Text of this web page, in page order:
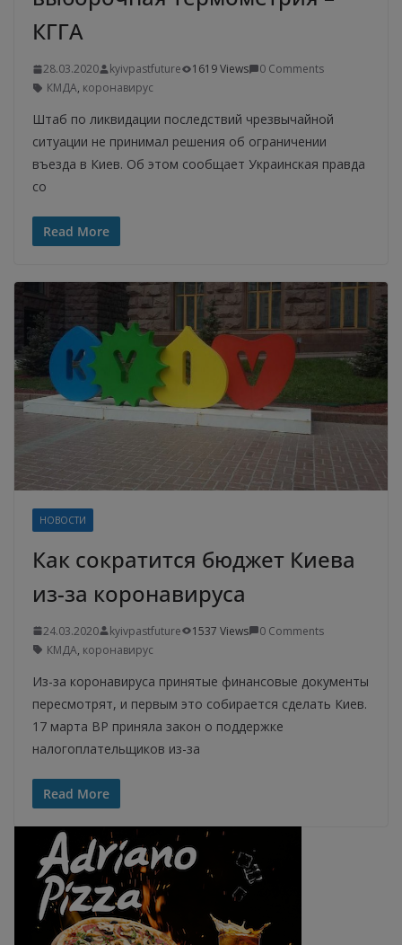
КГГА
28.03.2020 kyivpastfuture 1619 Views
0 Comments
КМДА, коронавирус
Штаб по ликвидации последствий чрезвычайной
ситуации не принимал решения об ограничении
въезда в Киев. Об этом сообщает Украинская правда
со
Read More
НОВОСТИ
Как сократится бюджет Киева
из-за коронавируса
24.03.2020 kyivpastfuture 1537 Views
0 Comments
КМДА, коронавирус
Из-за коронавируса принятые финансовые документы
пересмотрят, и первым это собирается сделать Киев.
17 марта ВР приняла закон о поддержке
налогоплательщиков из-за
Read More